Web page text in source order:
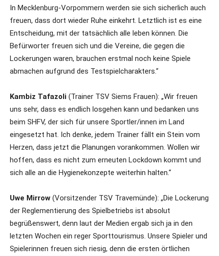
In Mecklenburg-Vorpommern werden sie sich sicherlich auch
freuen, dass dort wieder Ruhe einkehrt. Letztlich ist es eine
Entscheidung, mit der tatsächlich alle leben können. Die
Befürworter freuen sich und die Vereine, die gegen die
Lockerungen waren, brauchen erstmal noch keine Spiele
abmachen aufgrund des Testspielcharakters.“
Kambiz Tafazoli (Trainer TSV Siems Frauen): „Wir freuen
uns sehr, dass es endlich losgehen kann und bedanken uns
beim SHFV, der sich für unsere Sportler/innen im Land
eingesetzt hat. Ich denke, jedem Trainer fällt ein Stein vom
Herzen, dass jetzt die Planungen vorankommen. Wollen wir
hoffen, dass es nicht zum erneuten Lockdown kommt und
sich alle an die Hygienekonzepte weiterhin halten.“
Uwe Mirrow (Vorsitzender TSV Travemünde): „Die Lockerung
der Reglementierung des Spielbetriebs ist absolut
begrüßenswert, denn laut der Medien ergab sich ja in den
letzten Wochen ein reger Sporttourismus. Unsere Spieler und
Spielerinnen freuen sich riesig, denn die ersten örtlichen